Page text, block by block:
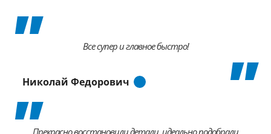
Все супер и главное быстро!
Николай Федорович
Прекрасно восстановили детали, идеально подобрали